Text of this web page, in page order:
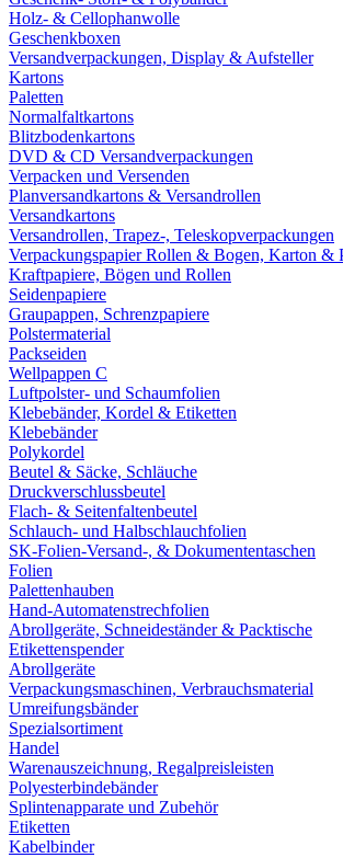
Holz- & Cellophanwolle
Geschenkboxen
Versandverpackungen, Display & Aufsteller
Kartons
Paletten
Normalfaltkartons
Blitzbodenkartons
DVD & CD Versandverpackungen
Verpacken und Versenden
Planversandkartons & Versandrollen
Versandkartons
Versandrollen, Trapez-, Teleskopverpackungen
Verpackungspapier Rollen & Bogen, Karton &
Kraftpapiere, Bögen und Rollen
Seidenpapiere
Graupappen, Schrenzpapiere
Polstermaterial
Packseiden
Wellpappen C
Luftpolster- und Schaumfolien
Klebebänder, Kordel & Etiketten
Klebebänder
Polykordel
Beutel & Säcke, Schläuche
Druckverschlussbeutel
Flach- & Seitenfaltenbeutel
Schlauch- und Halbschlauchfolien
SK-Folien-Versand-, & Dokumententaschen
Folien
Palettenhauben
Hand-Automatenstrechfolien
Abrollgeräte, Schneideständer & Packtische
Etikettenspender
Abrollgeräte
Verpackungsmaschinen, Verbrauchsmaterial
Umreifungsbänder
Spezialsortiment
Handel
Warenauszeichnung, Regalpreisleisten
Polyesterbindebänder
Splintenapparate und Zubehör
Etiketten
Kabelbinder